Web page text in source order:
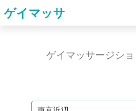
ゲイマッサ
ゲイマッサージシ